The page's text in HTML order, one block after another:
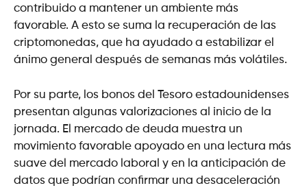
contribuido a mantener un ambiente más
favorable. A esto se suma la recuperación de las
criptomonedas, que ha ayudado a estabilizar el
ánimo general después de semanas más volátiles.
Por su parte, los bonos del Tesoro estadounidenses
presentan algunas valorizaciones al inicio de la
jornada. El mercado de deuda muestra un
movimiento favorable apoyado en una lectura más
suave del mercado laboral y en la anticipación de
datos que podrían confirmar una desaceleración